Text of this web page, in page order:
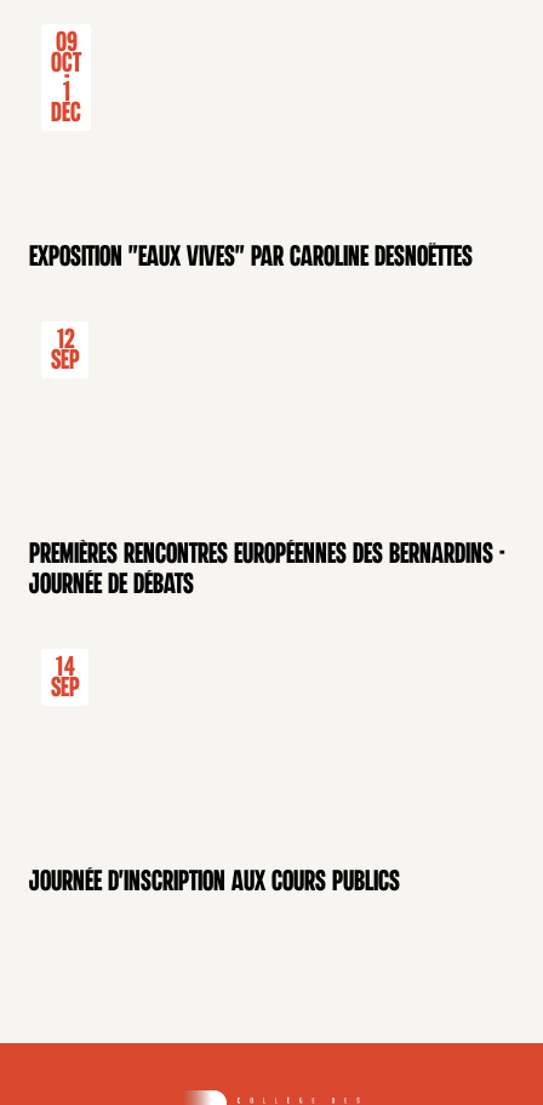
09
Oct
-
1
Dec
Exposition "Eaux Vives" par Caroline Desnoëttes
12
Sep
Premières rencontres européennes des Bernardins -
Journée de débats
14
Sep
Journée d'inscription aux cours publics